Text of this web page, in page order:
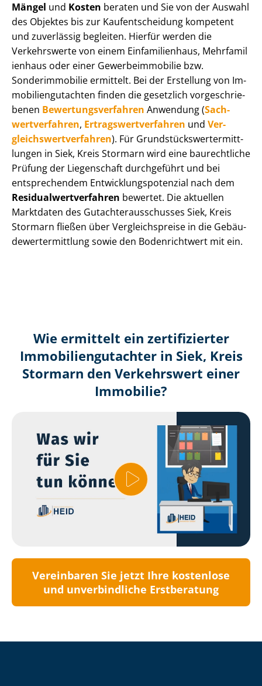
Mängel und Kosten beraten und Sie von der Auswahl
des Objektes bis zur Kauf­ent­schei­dung kompetent
und zuverlässig begleiten. Hierfür werden die
Verkehrswerte von einem Einfamilienhaus, Mehr­fa­mi­l
i­en­haus oder einer Ge­wer­be­im­mo­bi­lie bzw.
Sonderimmobilie ermittelt. Bei der Erstellung von Im­
mo­bi­li­en­gut­ach­ten finden die gesetzlich vor­ge­schrie­
be­nen Be­wer­tungs­ver­fah­ren Anwendung (Sach­
wert­ver­fah­ren, Er­trags­wert­ver­fah­ren und Ver­
gleichs­wert­ver­fah­ren). Für Grund­stücks­wert­ermitt­
lun­gen in Siek, Kreis Stormarn wird eine baurechtliche
Prüfung der Liegenschaft durchgeführt und bei
entsprechendem Ent­wick­lungs­po­ten­zi­al nach dem
Re­si­du­al­wert­ver­fah­ren bewertet. Die aktuellen
Marktdaten des Gut­ach­ter­aus­schus­ses Siek, Kreis
Stormarn fließen über Ver­gleichs­prei­se in die Ge­bäu­
de­wert­ermitt­lung sowie den Bodenrichtwert mit ein.
Wie ermittelt ein zertifizierter
Immobilien­gutachter in Siek, Kreis
Stormarn den Verkehrswert einer
Immobilie?
Vereinbaren Sie jetzt Ihre kostenlose
und unverbindliche Erstberatung